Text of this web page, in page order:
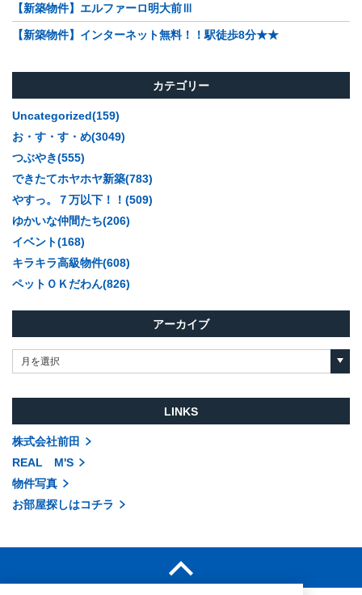
【新築物件】エルファーロ明大前Ⅲ
【新築物件】インターネット無料！！駅徒歩8分★★
カテゴリー
Uncategorized(159)
お・す・す・め(3049)
つぶやき(555)
できたてホヤホヤ新築(783)
やすっ。７万以下！！(509)
ゆかいな仲間たち(206)
イベント(168)
キラキラ高級物件(608)
ペットＯＫだわん(826)
アーカイブ
月を選択
LINKS
株式会社前田
REAL M'S
物件写真
お部屋探しはコチラ